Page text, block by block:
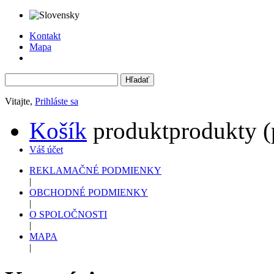
Kontakt
Mapa
Vitajte, Prihláste sa
Košík produktprodukty
Váš účet
REKLAMAČNÉ PODMIENKY
|
OBCHODNÉ PODMIENKY
|
O SPOLOČNOSTI
|
MAPA
|